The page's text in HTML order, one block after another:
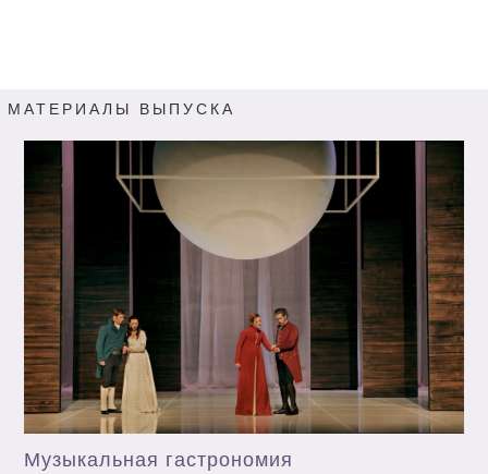
МАТЕРИАЛЫ ВЫПУСКА
Музыкальная гастрономия